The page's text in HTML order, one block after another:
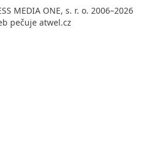
MEDIA ONE, s. r. o. 2006–2026